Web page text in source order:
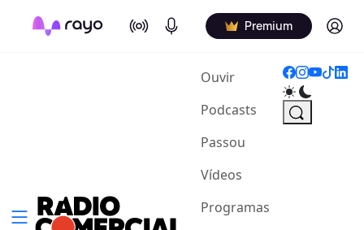
On Air Podcasts Premium Log in
Ouvir(current)
Podcasts
Passou
Vídeos
Programas